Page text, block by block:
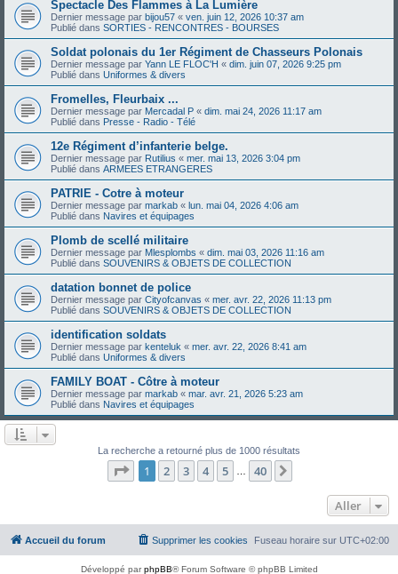
Spectacle Des Flammes à La Lumière
Dernier message par bijou57 « ven. juin 12, 2026 10:37 am
Publié dans SORTIES - RENCONTRES - BOURSES
Soldat polonais du 1er Régiment de Chasseurs Polonais
Dernier message par Yann LE FLOC'H « dim. juin 07, 2026 9:25 pm
Publié dans Uniformes & divers
Fromelles, Fleurbaix ...
Dernier message par Mercadal P « dim. mai 24, 2026 11:17 am
Publié dans Presse - Radio - Télé
12e Régiment d’infanterie belge.
Dernier message par Rutilius « mer. mai 13, 2026 3:04 pm
Publié dans ARMEES ETRANGERES
PATRIE - Cotre à moteur
Dernier message par markab « lun. mai 04, 2026 4:06 am
Publié dans Navires et équipages
Plomb de scellé militaire
Dernier message par Mlesplombs « dim. mai 03, 2026 11:16 am
Publié dans SOUVENIRS & OBJETS DE COLLECTION
datation bonnet de police
Dernier message par Cityofcanvas « mer. avr. 22, 2026 11:13 pm
Publié dans SOUVENIRS & OBJETS DE COLLECTION
identification soldats
Dernier message par kenteluk « mer. avr. 22, 2026 8:41 am
Publié dans Uniformes & divers
FAMILY BOAT - Côtre à moteur
Dernier message par markab « mar. avr. 21, 2026 5:23 am
Publié dans Navires et équipages
La recherche a retourné plus de 1000 résultats
Page 1sur40
1 2 3 4 5 40
Aller
Accueil du forum Fuseau horaire sur UTC+02:00
Supprimer les cookies
Développé parphpBB® Forum Software © phpBB Limited